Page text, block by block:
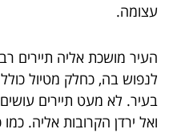
עצומה.
העיר מושכת אליה תיירים
לנפוש בה, כחלק מטיול
בעיר. לא מעט תיירים
ואל ירדן הקרובות אליה. כמו